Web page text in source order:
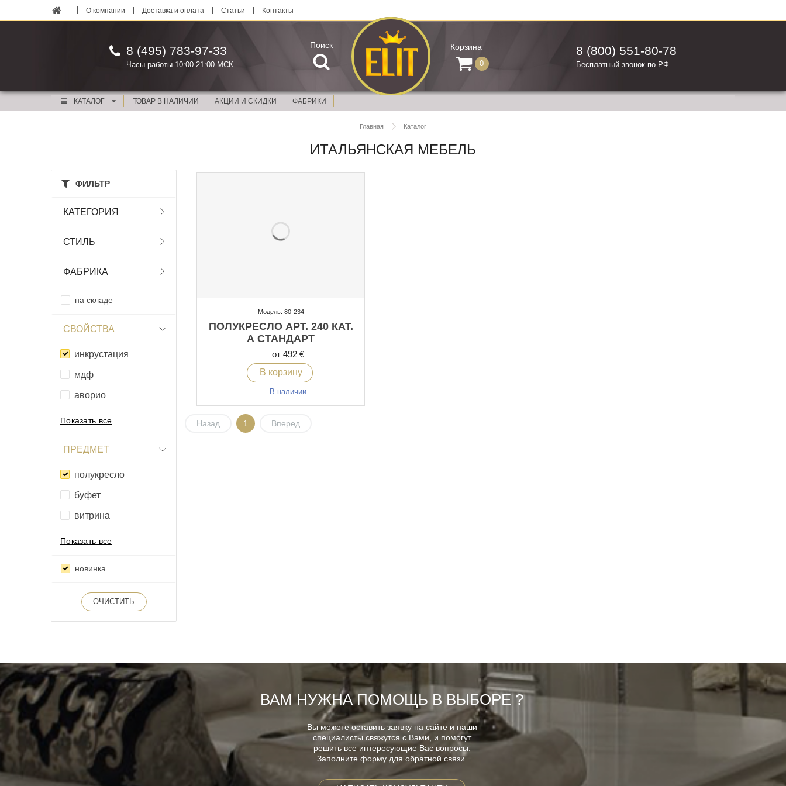
О компании Доставка и оплата Статьи Контакты
8 (495) 783-97-33
Часы работы 10:00 21:00 МСК
Поиск Корзина
0
8 (800) 551-80-78
Бесплатный звонок по РФ
КАТАЛОГ ТОВАР В НАЛИЧИИ АКЦИИ И СКИДКИ ФАБРИКИ
Главная Каталог
ИТАЛЬЯНСКАЯ МЕБЕЛЬ
ФИЛЬТР
КАТЕГОРИЯ
СТИЛЬ
ФАБРИКА
на складе
СВОЙСТВА
инкрустация
мдф
аворио
Показать все
ПРЕДМЕТ
полукресло
буфет
витрина
Показать все
новинка
ОЧИСТИТЬ
Модель: 80-234
ПОЛУКРЕСЛО АРТ. 240 КАТ.
А СТАНДАРТ
от 492 €
В корзину
В наличии
Назад 1 Вперед
ВАМ НУЖНА ПОМОЩЬ В ВЫБОРЕ ?
Вы можете оставить заявку на сайте и наши
специалисты свяжутся с Вами, и помогут
решить все интересующие Вас вопросы.
Заполните форму для обратной связи.